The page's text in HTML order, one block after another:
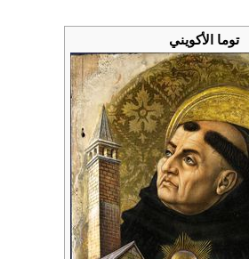
توما الأكويني